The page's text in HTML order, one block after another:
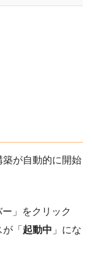
が自動的に開始
」をクリック
「 起動中 」にな